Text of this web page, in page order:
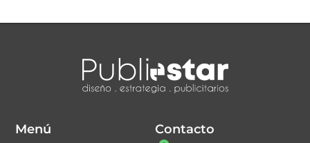
Menú Contacto